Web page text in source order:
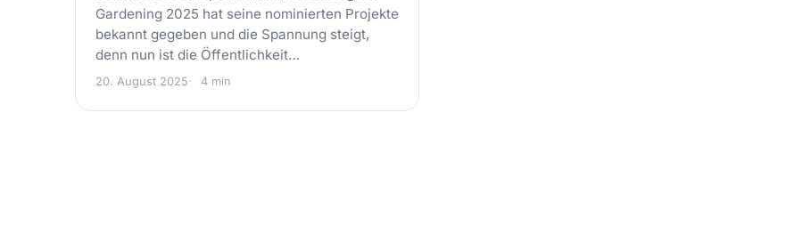
Gardening 2025 hat seine nominierten Projekte
bekannt gegeben und die Spannung steigt,
denn nun ist die Öffentlichkeit…
20. August 2025 4 min